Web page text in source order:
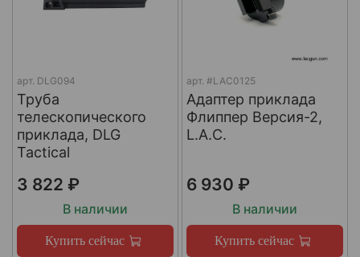
арт. DLG094
Труба
телескопического
приклада, DLG
Tactical
3 822 ₽
В наличии
Купить сейчас
арт. #LAC0125
Адаптер приклада
Флиппер Версия-2,
L.A.C.
6 930 ₽
В наличии
Купить сейчас